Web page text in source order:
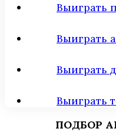
Выиграть
Выиграть
Выиграть
Выиграть
ПОДБОР